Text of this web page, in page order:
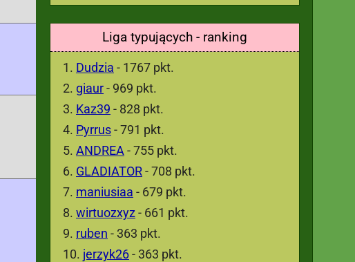
Liga typujących - ranking
Dudzia - 1767 pkt.
giaur- 969 pkt.
Kaz39 - 828 pkt.
Pyrrus- 791 pkt.
ANDREA - 755 pkt.
GLADIATOR- 708 pkt.
maniusiaa - 679 pkt.
wirtuozxyz - 661 pkt.
ruben - 363 pkt.
jerzyk26- 363 pkt.